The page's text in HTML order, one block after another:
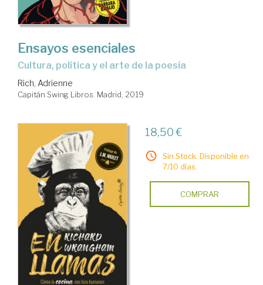
Ensayos esenciales
cultura, política y el arte de la poesía
Rich, Adrienne
Capitán Swing Libros. Madrid, 2019
18,50 €
Sin Stock. Disponible en
7/10 días.
COMPRAR